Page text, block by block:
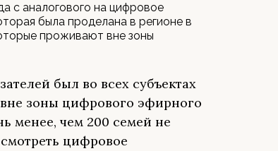
с аналогового на цифровое
была проделана в регионе в
проживают вне зоны
был во всех субъектах
зоны цифрового эфирного
менее, чем 200 семей не
цифровое